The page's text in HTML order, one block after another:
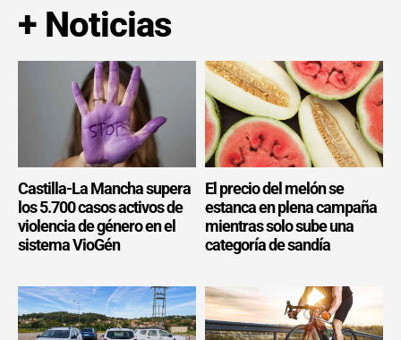
+ Noticias
Castilla-La Mancha supera
los 5.700 casos activos de
violencia de género en el
sistema VioGén
El precio del melón se
estanca en plena campaña
mientras solo sube una
categoría de sandía